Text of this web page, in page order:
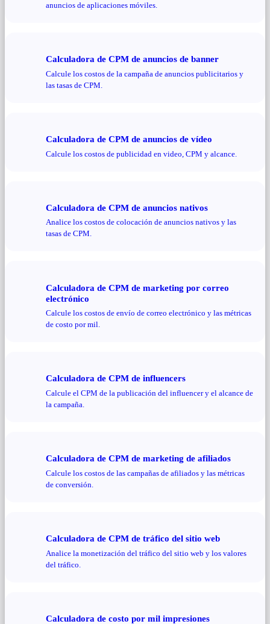
anuncios de aplicaciones móviles.
Calculadora de CPM de anuncios de banner
Calcule los costos de la campaña de anuncios publicitarios y
las tasas de CPM.
Calculadora de CPM de anuncios de vídeo
Calcule los costos de publicidad en video, CPM y alcance.
Calculadora de CPM de anuncios nativos
Analice los costos de colocación de anuncios nativos y las
tasas de CPM.
Calculadora de CPM de marketing por correo
electrónico
Calcule los costos de envío de correo electrónico y las métricas
de costo por mil.
Calculadora de CPM de influencers
Calcule el CPM de la publicación del influencer y el alcance de
la campaña.
Calculadora de CPM de marketing de afiliados
Calcule los costos de las campañas de afiliados y las métricas
de conversión.
Calculadora de CPM de tráfico del sitio web
Analice la monetización del tráfico del sitio web y los valores
del tráfico.
Calculadora de costo por mil impresiones